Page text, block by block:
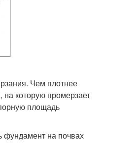
Чем плотнее
на которую промерзает
площадь
фундамент на почвах